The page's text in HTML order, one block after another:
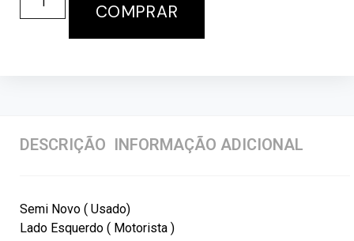
COMPRAR
DESCRIÇÃO INFORMAÇÃO ADICIONAL
Semi Novo ( Usado)
Lado Esquerdo ( Motorista )